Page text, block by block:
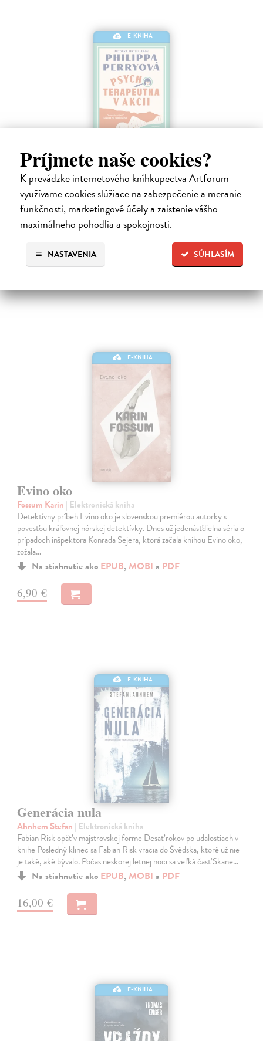
Príjmete naše cookies?
K prevádzke internetového kníhkupectva Artforum
využívame cookies slúžiace na zabezpečenie a meranie
funkčnosti, marketingové účely a zaistenie vášho
maximálneho pohodlia a spokojnosti.
SÚHLASÍM
NASTAVENIA
E-KNIHA
Psychoterapeutka v akcii
Perryová Philippa| Elektronická kniha
Mimoriadne zábavná detektívka od najobľúbenejšej britskej
terapeutky a autorky kníh Toto mali čítať naši rodičia a Toto by si mali
prečítať všetci, ktorých máte radi. Keď sa pri útesoch Beachy Head
nájde…
PDF
16,95 €
E-KNIHA
Evino oko
Fossum Karin | Elektronická kniha
Detektívny príbeh Evino oko je slovenskou premiérou autorky s
povesťou kráľovnej nórskej detektívky. Dnes už jedenásťdielna séria o
prípadoch inšpektora Konrada Sejera, ktorá začala knihou Evino oko,
zožala…
Na stiahnutie ako EPUB, MOBI a PDF
6,90 €
E-KNIHA
Generácia nula
Ahnhem Stefan | Elektronická kniha
Fabian Risk opäť v majstrovskej forme Desať rokov po udalostiach v
knihe Posledný klinec sa Fabian Risk vracia do Švédska, ktoré už nie
je také, aké bývalo. Počas neskorej letnej noci sa veľká časť Skane…
Na stiahnutie ako EPUB, MOBI a PDF
16,00 €
E-KNIHA